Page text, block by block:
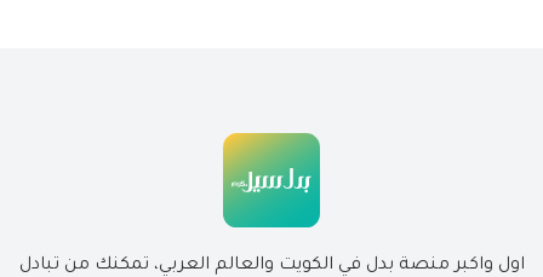
اول واكبر منصة بدل في الكويت والعالم العربي، تمكنك من تبادل